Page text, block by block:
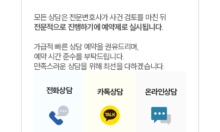
모든 상담은 전문변호사가 사건 검토를 마친 뒤
전문적으로 진행하기에 예약제로 실시됩니다.
가급적 빠른 상담 예약을 권유드리며,
예약 시간 준수를 부탁드립니다.
만족스러운 상담을 위해 최선을 다하겠습니다.
전화상담 카톡상담 온라인상담